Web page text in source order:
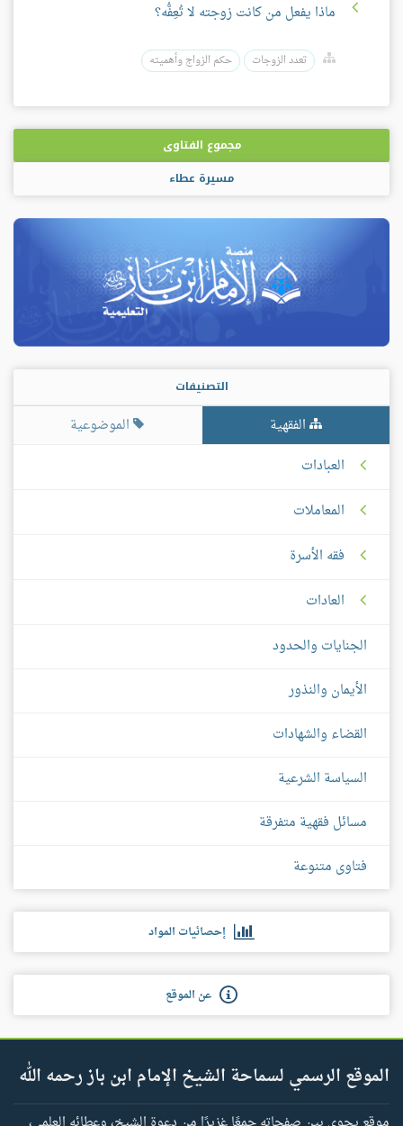
ماذا يفعل من كانت زوجته لا تُعِفُّه؟
تعدد الزوجات حكم الزواج وأهميته
مجموع الفتاوى
مسيرة عطاء
التصنيفات
الفقهية
الموضوعية
العبادات
المعاملات
فقه الأسرة
العادات
الجنايات والحدود
الأيمان والنذور
القضاء والشهادات
السياسة الشرعية
مسائل فقهية متفرقة
فتاوى متنوعة
إحصائيات المواد
عن الموقع
الموقع الرسمي لسماحة الشيخ الإمام ابن باز رحمه الله